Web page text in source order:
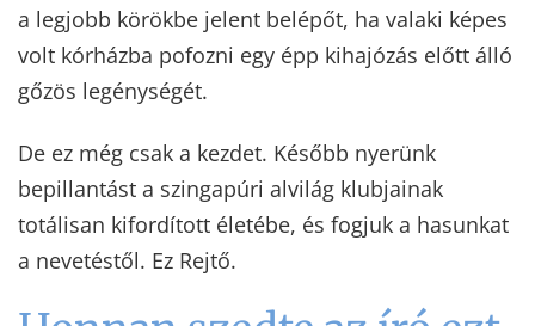
a legjobb körökbe jelent belépőt, ha valaki képes
volt kórházba pofozni egy épp kihajózás előtt álló
gőzös legénységét.
De ez még csak a kezdet. Később nyerünk
bepillantást a szingapúri alvilág klubjainak
totálisan kifordított életébe, és fogjuk a hasunkat
a nevetéstől. Ez Rejtő.